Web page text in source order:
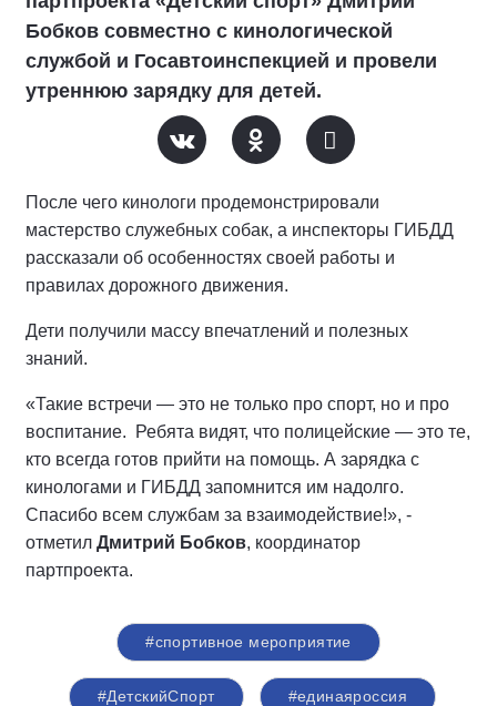
Бобков совместно с кинологической
службой и Госавтоинспекцией и провели
утреннюю зарядку для детей.
После чего кинологи продемонстрировали
мастерство служебных собак, а инспекторы ГИБДД
рассказали об особенностях своей работы и
правилах дорожного движения.
Дети получили массу впечатлений и полезных
знаний.
«Такие встречи — это не только про спорт, но и про
воспитание. Ребята видят, что полицейские — это те,
кто всегда готов прийти на помощь. А зарядка с
кинологами и ГИБДД запомнится им надолго.
Спасибо всем службам за взаимодействие!», -
отметил Дмитрий Бобков, координатор
партпроекта.
#спортивное мероприятие
#ДетскийСпорт #единаяроссия